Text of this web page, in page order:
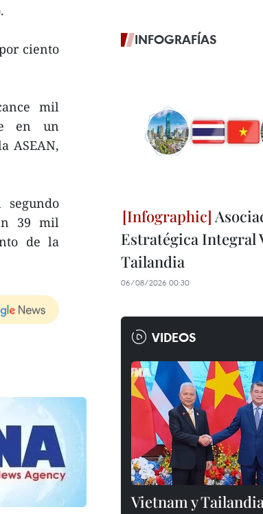
ciento
mil
en un
ASEAN,
segundo
39 mil
de la
INFOGRAFÍAS
Estratégica Integral
Tailandia
06/08/2026 00:30
VIDEOS
Vietnam y